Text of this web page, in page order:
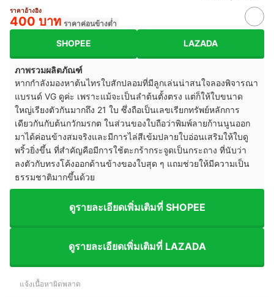
ราคาอ้างอิง
400 บาท ราคาค่อนข้างต่ำ
SHOPEE LAZADA
ภาพรวมผลิตภัณฑ์
หากกำลังมองหาต้นไทรใบสักปลอมที่มีลูกเล่นน่าสนใจลองพิจารณา
แบรนด์ VG ดูค่ะ เพราะแม้จะเป็นลำต้นตั้งตรง แต่ก็ให้ใบขนาด
ใหญ่เรียงตัวกันมากถึง 21 ใบ ซึ่งถือเป็นเลขเรียกทรัพย์หลักการ
เดียวกันกับต้นกวักมรกต ในส่วนของใบถือว่าพิมพ์ลายก้านนูนออก
มาได้ค่อนข้างสมจริงและมีการไล่สีเข้มปลายใบอ่อนเสริมให้ใบดู
พริ้วยิ่งขึ้น ที่สำคัญคือมีการใช้ตะกร้ากระจูดเป็นกระถาง ที่นับว่า
ลงตัวกับทรงโค้งออกด้านข้างของใบสุด ๆ แถมช่วยให้มีความเป็น
ธรรมชาติมากขึ้นด้วย
ดูรายละเอียดเพิ่มเติมที่ SHOPEE
ดูรายละเอียดเพิ่มเติมที่ LAZADA
แจ้งเนื้อหาผิดพลาด